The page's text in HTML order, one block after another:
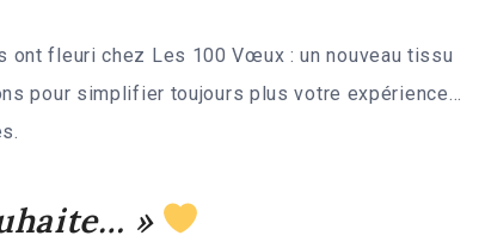
fleuri chez Les 100 Vœux : un nouveau tissu
pour simplifier toujours plus votre expérience…
»